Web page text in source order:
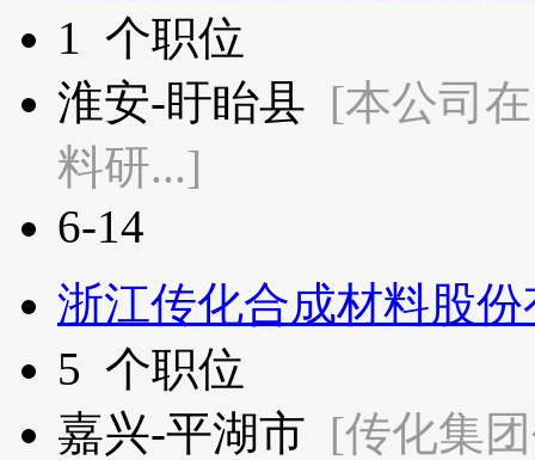
1 个职位
淮安-盱眙县 [本公司
料研...]
6-14
浙江传化合成材料股
5 个职位
嘉兴-平湖市 [传化集